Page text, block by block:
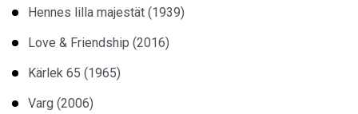
Hennes lilla majestät (1939)
Love & Friendship (2016)
Kärlek 65 (1965)
Varg (2006)